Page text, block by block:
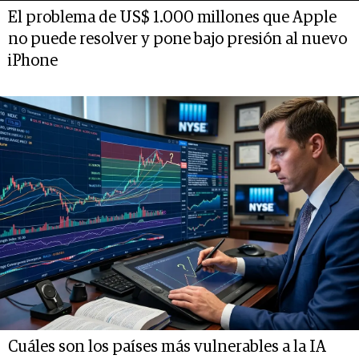
El problema de US$ 1.000 millones que Apple
no puede resolver y pone bajo presión al nuevo
iPhone
Cuáles son los países más vulnerables a la IA